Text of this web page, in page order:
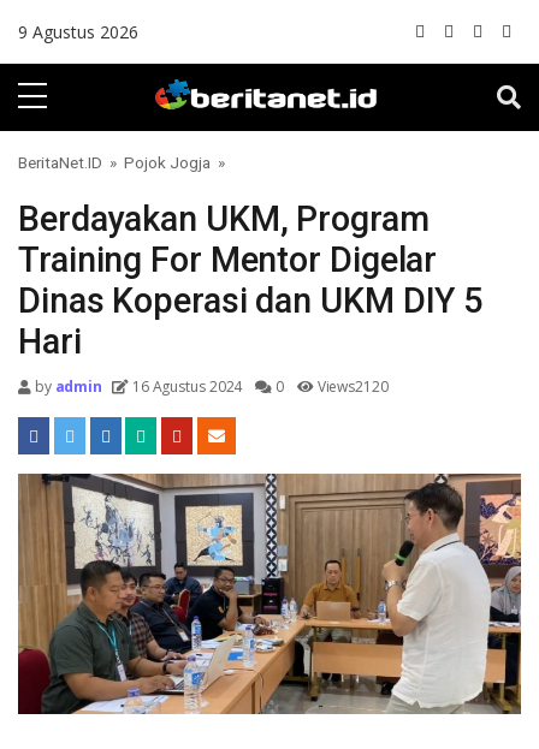
9 Agustus 2026
BeritaNet.ID » Pojok Jogja »
Berdayakan UKM, Program
Training For Mentor Digelar
Dinas Koperasi dan UKM DIY 5
Hari
byadmin 16 Agustus 2024 0 Views2120